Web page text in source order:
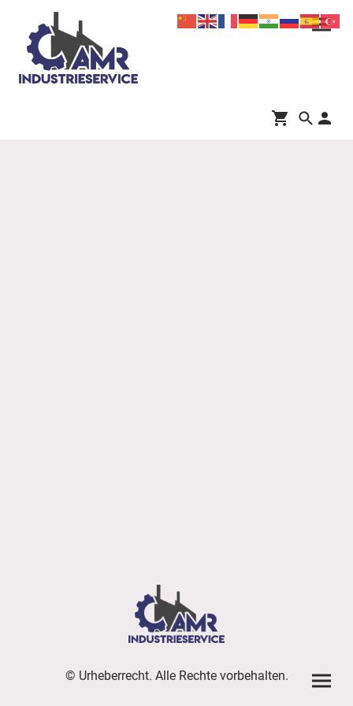
© Urheberrecht. Alle Rechte vorbehalten.